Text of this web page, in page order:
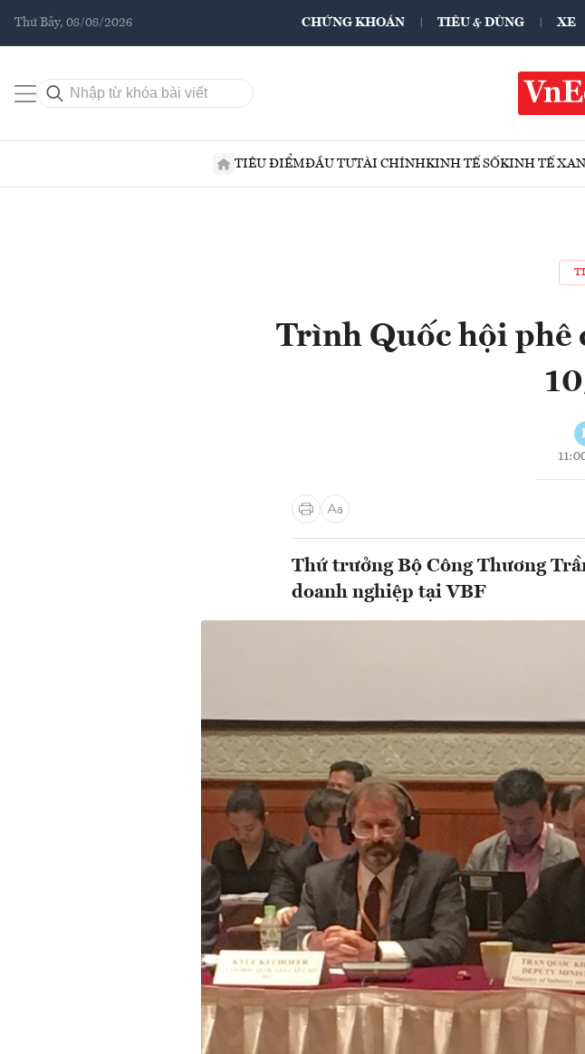
Thứ Bảy, 08/08/2026 CHỨNG KHOÁN TIÊU & DÙNG XE
TIÊU ĐIỂMĐẦU TƯTÀI CHÍNHKINH TẾ SỐKINH TẾ
Trình Quốc hội phê
Thứ trưởng Bộ Công Thương
doanh nghiệp tại VBF